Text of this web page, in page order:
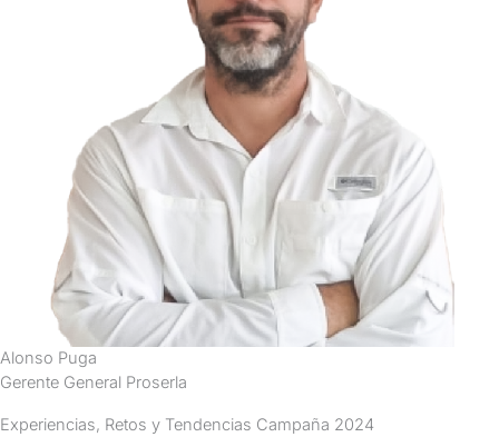
Alonso Puga
Gerente General Proserla
Experiencias, Retos y Tendencias Campaña 2024